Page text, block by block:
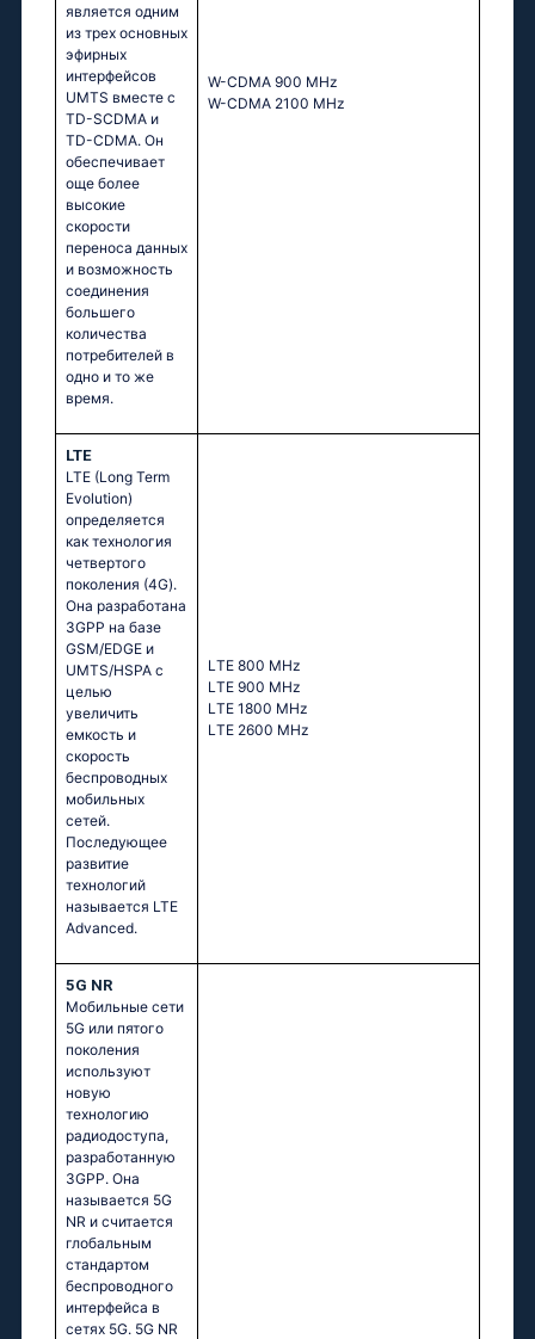
является одним
из трех основных
эфирных
интерфейсов
UMTS вместе с
TD-SCDMA и
TD-CDMA. Он
обеспечивает
още более
высокие
скорости
переноса данных
и возможность
соединения
большего
количества
потребителей в
одно и то же
время.
W-CDMA 900 MHz
W-CDMA 2100 MHz
LTE
LTE (Long Term
Evolution)
определяется
как технология
четвертого
поколения (4G).
Она разработана
3GPP на базе
GSM/EDGE и
UMTS/HSPA с
целью
увеличить
емкость и
скорость
беспроводных
мобильных
сетей.
Последующее
развитие
технологий
называется LTE
Advanced.
LТЕ 800 МНz
LТЕ 900 МНz
LТЕ 1800 МНz
LТЕ 2600 МНz
5G NR
Мобильные сети
5G или пятого
поколения
используют
новую
технологию
радиодоступа,
разработанную
3GPP. Она
называется 5G
NR и считается
глобальным
стандартом
беспроводного
интерфейса в
сетях 5G. 5G NR